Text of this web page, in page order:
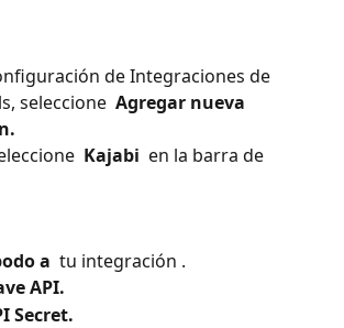
de Integraciones de
seleccione Agregar nueva
Kajabi en la barra de
a tu integración .
API.
Secret.